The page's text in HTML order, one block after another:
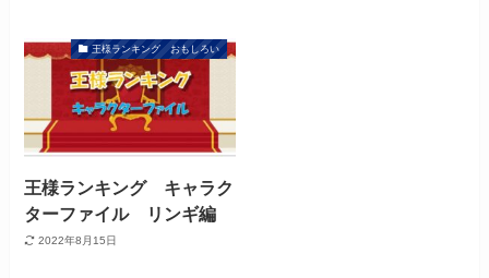
王様ランキング おもしろい
王様ランキング キャラク
ターファイル リンギ編
2022年8月15日